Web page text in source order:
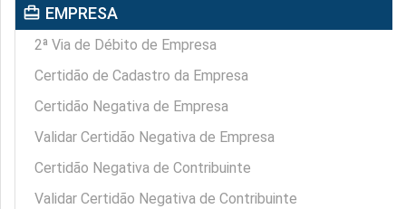
card_travel EMPRESA
2ª Via de Débito de Empresa
Certidão de Cadastro da Empresa
Certidão Negativa de Empresa
Validar Certidão Negativa de Empresa
Certidão Negativa de Contribuinte
Validar Certidão Negativa de Contribuinte